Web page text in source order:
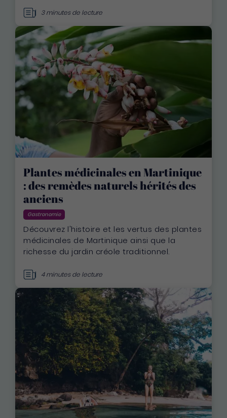
biodiversité martiniquaise
3 minutes de lecture
Plantes médicinales en Martinique
: des remèdes naturels hérités des
anciens
Gastronomie
Découvrez l'histoire et les vertus des plantes
médicinales de Martinique ainsi que la
richesse du jardin créole traditionnel.
4 minutes de lecture